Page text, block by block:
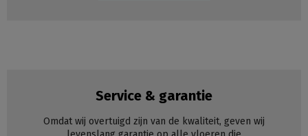
Service & garantie
Omdat wij overtuigd zijn van de kwaliteit, geven wij